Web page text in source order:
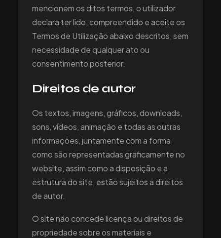
mencionem os ditos termos, o utilizador
declara ter lido, compreendido e aceite os
Termos de Utilização abaixo descritos, sem
necessidade de qualquer ato ou
consentimento posterior.
Direitos de autor
Os textos, imagens, gráficos, downloads,
sons, vídeos, animação e todas as outras
informações, juntamente com a forma
como são representadas graficamente no
website, assim como a disposição e a
estrutura do site, estão sujeitos a direitos
de autor.
O site não concede licença ou direitos de
propriedade sobre os materiais e